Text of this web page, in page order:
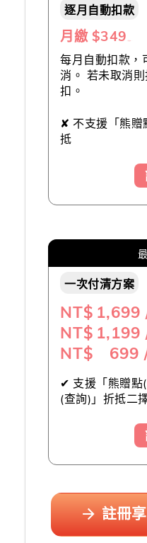
逐月自動扣款
月繳 $349
每月自動扣款，
消。 若未取消
扣。
✘ 不支援「熊贈
抵
一次付清方案
NT$ 1,699
NT$ 1,199
NT$ 699
✔ 支援「熊贈點
(查詢)」折抵二
註冊